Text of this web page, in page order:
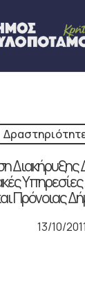
Διακήρυξης
Υπηρεσίες
Πρόνοιας
13/10/2011